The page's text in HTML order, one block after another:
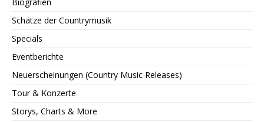
Biografien
Schätze der Countrymusik
Specials
Eventberichte
Neuerscheinungen (Country Music Releases)
Tour & Konzerte
Storys, Charts & More